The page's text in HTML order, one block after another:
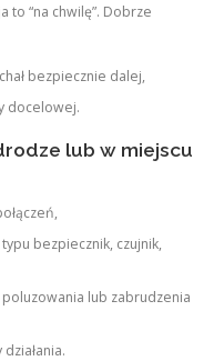
to “na chwilę”. Dobrze
bezpiecznie dalej,
docelowej.
lub w miejscu
bezpiecznik, czujnik,
lub zabrudzenia